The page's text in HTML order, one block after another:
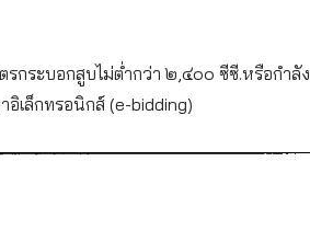
รกระบอกสูบไม่ต่ำกว่า ๒,๔๐๐ ซีซี.หรือกำลัง
อิเล็กทรอนิกส์ (e-bidding)